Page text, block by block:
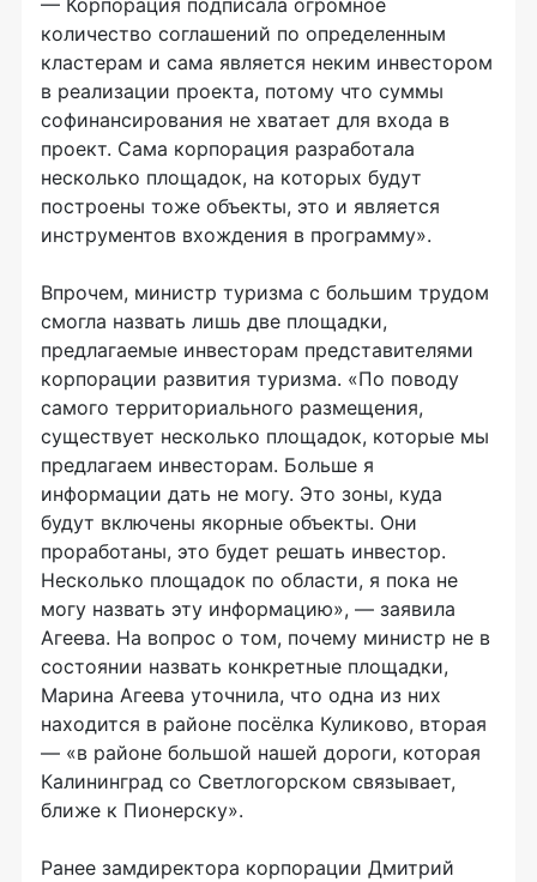
— Корпорация подписала огромное
количество соглашений по определенным
кластерам и сама является неким инвестором
в реализации проекта, потому что суммы
софинансирования не хватает для входа в
проект. Сама корпорация разработала
несколько площадок, на которых будут
построены тоже объекты, это и является
инструментов вхождения в программу».
Впрочем, министр туризма с большим трудом
смогла назвать лишь две площадки,
предлагаемые инвесторам представителями
корпорации развития туризма. «По поводу
самого территориального размещения,
существует несколько площадок, которые мы
предлагаем инвесторам. Больше я
информации дать не могу. Это зоны, куда
будут включены якорные объекты. Они
проработаны, это будет решать инвестор.
Несколько площадок по области, я пока не
могу назвать эту информацию», — заявила
Агеева. На вопрос о том, почему министр не в
состоянии назвать конкретные площадки,
Марина Агеева уточнила, что одна из них
находится в районе посёлка Куликово, вторая
— «в районе большой нашей дороги, которая
Калининград со Светлогорском связывает,
ближе к Пионерску».
Ранее замдиректора корпорации Дмитрий